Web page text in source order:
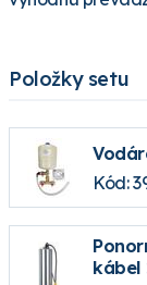
Položky setu
Kód:
kábel